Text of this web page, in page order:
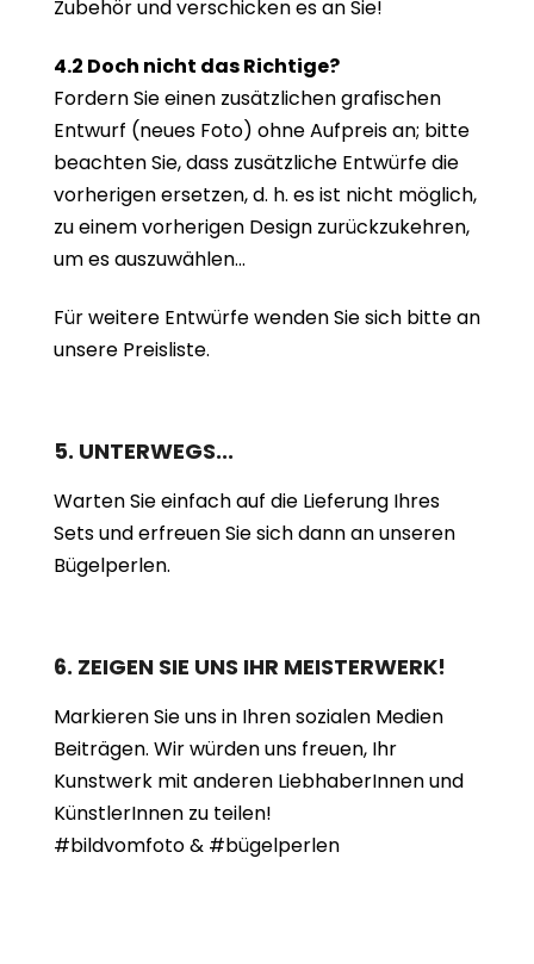
Zubehör und verschicken es an Sie!
4.2 Doch nicht das Richtige?
Fordern Sie einen zusätzlichen grafischen
Entwurf (neues Foto) ohne Aufpreis an; bitte
beachten Sie, dass zusätzliche Entwürfe die
vorherigen ersetzen, d. h. es ist nicht möglich,
zu einem vorherigen Design zurückzukehren,
um es auszuwählen...
Für weitere Entwürfe wenden Sie sich bitte an
unsere Preisliste.
5. UNTERWEGS...
Warten Sie einfach auf die Lieferung Ihres
Sets und erfreuen Sie sich dann an unseren
Bügelperlen.
6. ZEIGEN SIE UNS IHR MEISTERWERK!
Markieren Sie uns in Ihren sozialen Medien
Beiträgen. Wir würden uns freuen, Ihr
Kunstwerk mit anderen LiebhaberInnen und
KünstlerInnen zu teilen!
#bildvomfoto & #bügelperlen